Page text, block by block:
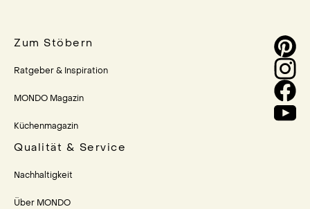
Zum Stöbern
Ratgeber & Inspiration
MONDO Magazin
Küchenmagazin
Qualität & Service
Nachhaltigkeit
Über MONDO